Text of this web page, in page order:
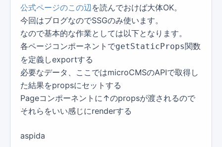
公式ページのこの辺 を読んでおけば大体OK。
今回はブログなのでSSGのみ使います。
なので基本的な作業としては以下となります。
各ページコンポーネントでgetStaticProps関数
を定義しexportする
必要なデータ、ここではmicroCMSのAPIで取得し
た結果をpropsにセットする
Pageコンポーネントに↑のpropsが渡されるので
それらをいい感じにrenderする
aspida